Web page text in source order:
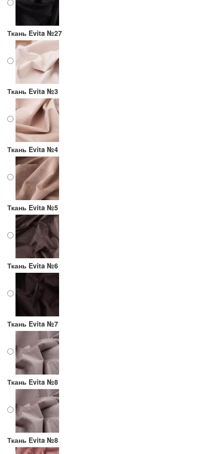
Ткань Evita №27
Ткань Evita №3
Ткань Evita №4
Ткань Evita №5
Ткань Evita №6
Ткань Evita №7
Ткань Evita №8
Ткань Evita №8